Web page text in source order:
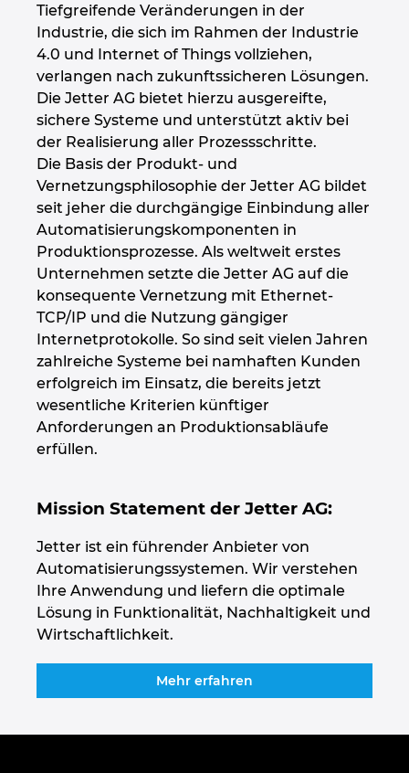
Tiefgreifende Veränderungen in der
Industrie, die sich im Rahmen der Industrie
4.0 und Internet of Things vollziehen,
verlangen nach zukunftssicheren Lösungen.
Die Jetter AG bietet hierzu ausgereifte,
sichere Systeme und unterstützt aktiv bei
der Realisierung aller Prozessschritte.
Die Basis der Produkt- und
Vernetzungsphilosophie der Jetter AG bildet
seit jeher die durchgängige Einbindung aller
Automatisierungskomponenten in
Produktionsprozesse. Als weltweit erstes
Unternehmen setzte die Jetter AG auf die
konsequente Vernetzung mit Ethernet-
TCP/IP und die Nutzung gängiger
Internetprotokolle. So sind seit vielen Jahren
zahlreiche Systeme bei namhaften Kunden
erfolgreich im Einsatz, die bereits jetzt
wesentliche Kriterien künftiger
Anforderungen an Produktionsabläufe
erfüllen.
Mission Statement der Jetter AG:
Jetter ist ein führender Anbieter von
Automatisierungssystemen. Wir verstehen
Ihre Anwendung und liefern die optimale
Lösung in Funktionalität, Nachhaltigkeit und
Wirtschaftlichkeit.
Mehr erfahren
Niederlande
Norwegen
Österreich
Peru
Philippinen
Polen
Portugal
Rumänien
Schweden
Serbien
Singapur
Slowakei
Spanien